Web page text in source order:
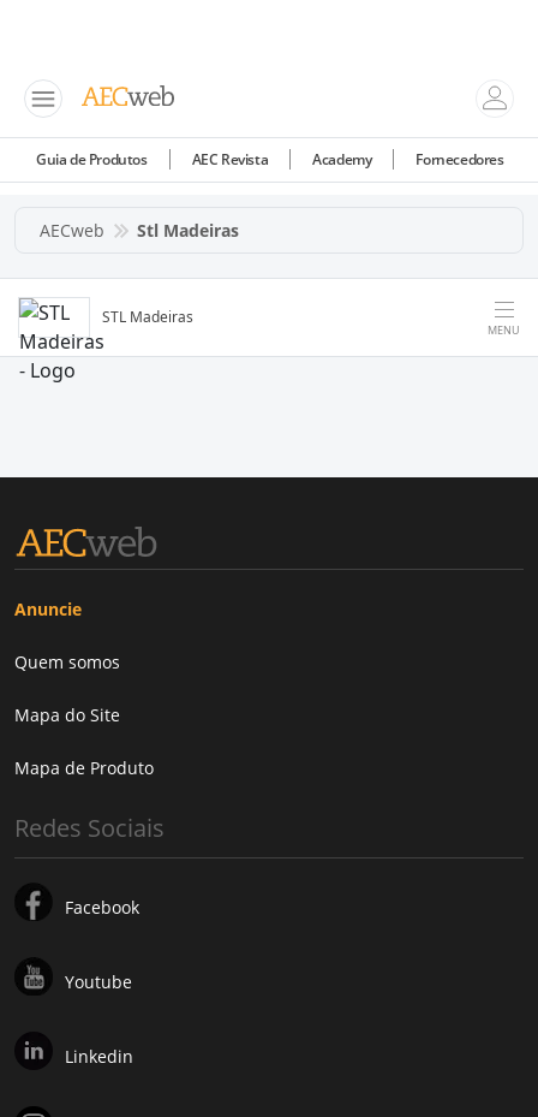
Guia de Produtos AEC Revista Academy Fornecedores
AECweb Stl Madeiras
STL Madeiras
MENU
Anuncie
Quem somos
Mapa do Site
Mapa de Produto
Redes Sociais
Facebook
Youtube
Linkedin